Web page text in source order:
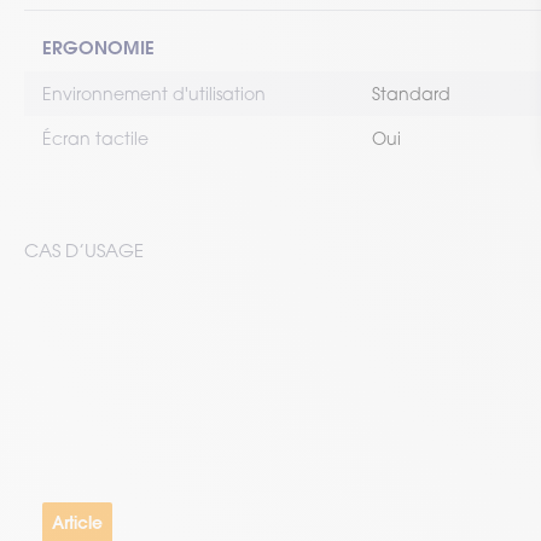
ERGONOMIE
Environnement d'utilisation Standard
Écran tactile Oui
CAS D’USAGE
Article